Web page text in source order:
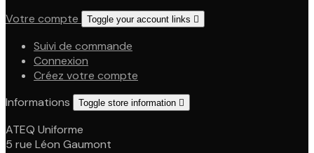
Votre compte
Toggle your account links 
Suivi de commande
Connexion
Créez votre compte
Informations
Toggle store information 
ATEQ Uniforme
5 rue Léon Gaumont